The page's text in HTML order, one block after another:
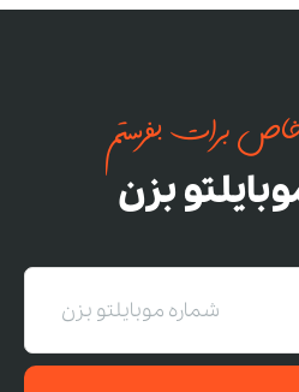
برات بفرستم
بزن